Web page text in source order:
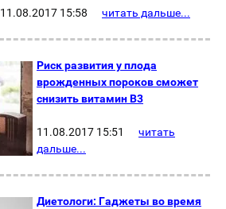
11.08.2017 15:58 читать дальше...
Риск развития у плода
врожденных пороков сможет
снизить витамин B3
11.08.2017 15:51
читать
дальше...
Диетологи: Гаджеты во время